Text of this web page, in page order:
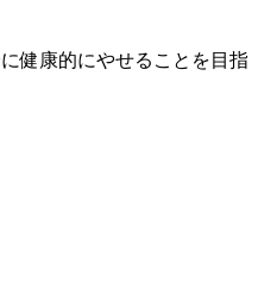
健康的にやせることを目指